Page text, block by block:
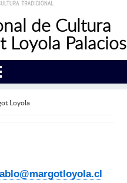
de Cultura
Loyola Palacios
Loyola